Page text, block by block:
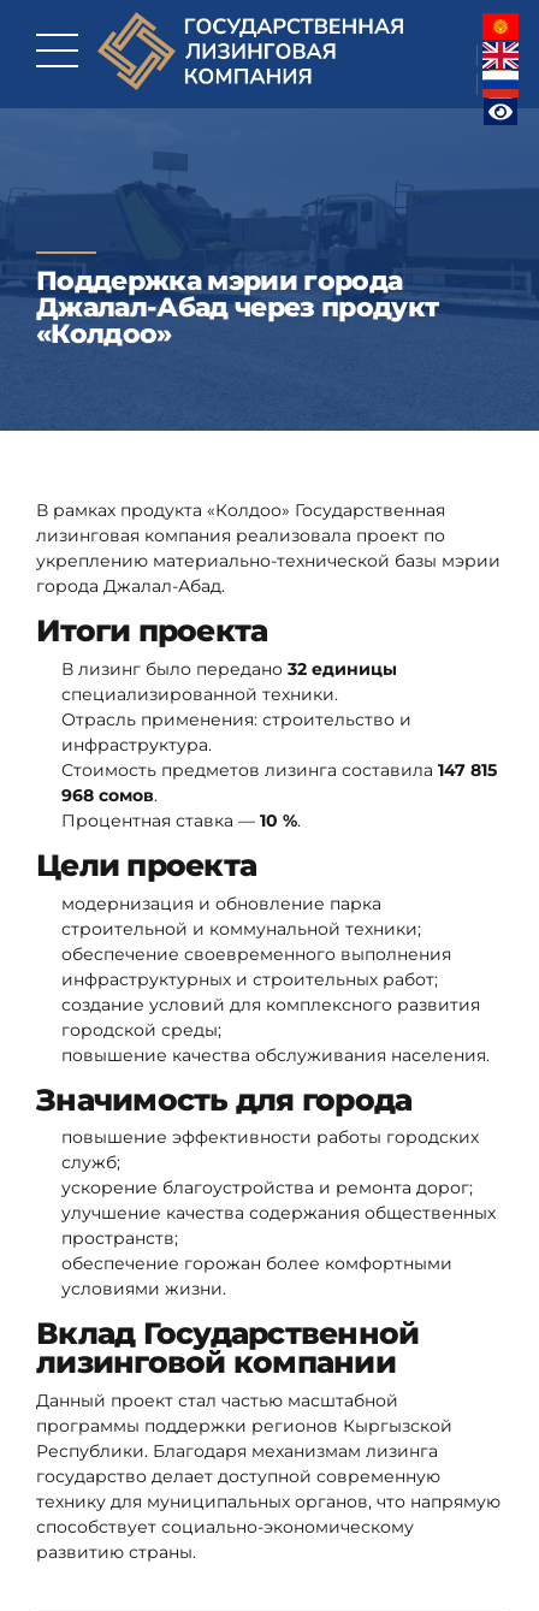
Поддержка мэрии города
Джалал-Абад через продукт
«Колдоо»
В рамках продукта «Колдоо» Государственная
лизинговая компания реализовала проект по
укреплению материально-технической базы мэрии
города Джалал-Абад.
Итоги проекта
В лизинг было передано 32 единицы
специализированной техники.
Отрасль применения: строительство и
инфраструктура.
Стоимость предметов лизинга составила 147 815
968 сомов.
Процентная ставка — 10 %.
Цели проекта
модернизация и обновление парка
строительной и коммунальной техники;
обеспечение своевременного выполнения
инфраструктурных и строительных работ;
создание условий для комплексного развития
городской среды;
повышение качества обслуживания населения.
Значимость для города
повышение эффективности работы городских
служб;
ускорение благоустройства и ремонта дорог;
улучшение качества содержания общественных
пространств;
обеспечение горожан более комфортными
условиями жизни.
Вклад Государственной
лизинговой компании
Данный проект стал частью масштабной
программы поддержки регионов Кыргызской
Республики. Благодаря механизмам лизинга
государство делает доступной современную
технику для муниципальных органов, что напрямую
способствует социально-экономическому
развитию страны.